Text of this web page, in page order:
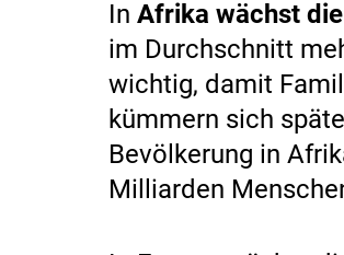
In Afrika wächst
im Durchschnitt
wichtig, damit
kümmern sich
Bevölkerung in
Milliarden